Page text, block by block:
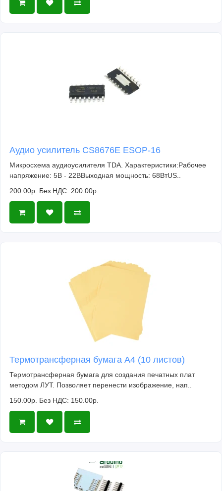
Аудио усилитель CS8676E ESOP-16
Микросхема аудиоусилителя TDA. Характеристики:Рабочее
напряжение: 5В - 22ВВыходная мощность: 68ВтUS..
200.00р. Без НДС: 200.00р.
Термотрансферная бумага А4 (10 листов)
Термотрансферная бумага для создания печатных плат
методом ЛУТ. Позволяет перенести изображение, нап..
150.00р. Без НДС: 150.00р.